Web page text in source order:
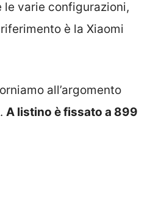
le varie configurazioni,
è la Xiaomi
all’argomento
A listino è fissato a 899